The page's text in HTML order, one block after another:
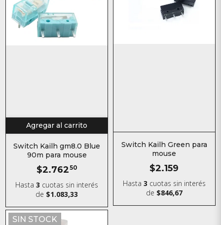
Agregar al carrito
Switch Kailh gm8.0 Blue
90m para mouse
$2.76250
Hasta3 cuotas sin interés
de $1.083,33
Switch Kailh Green para
mouse
$2.159
Hasta 3 cuotas sin interés
de $846,67
SIN STOCK